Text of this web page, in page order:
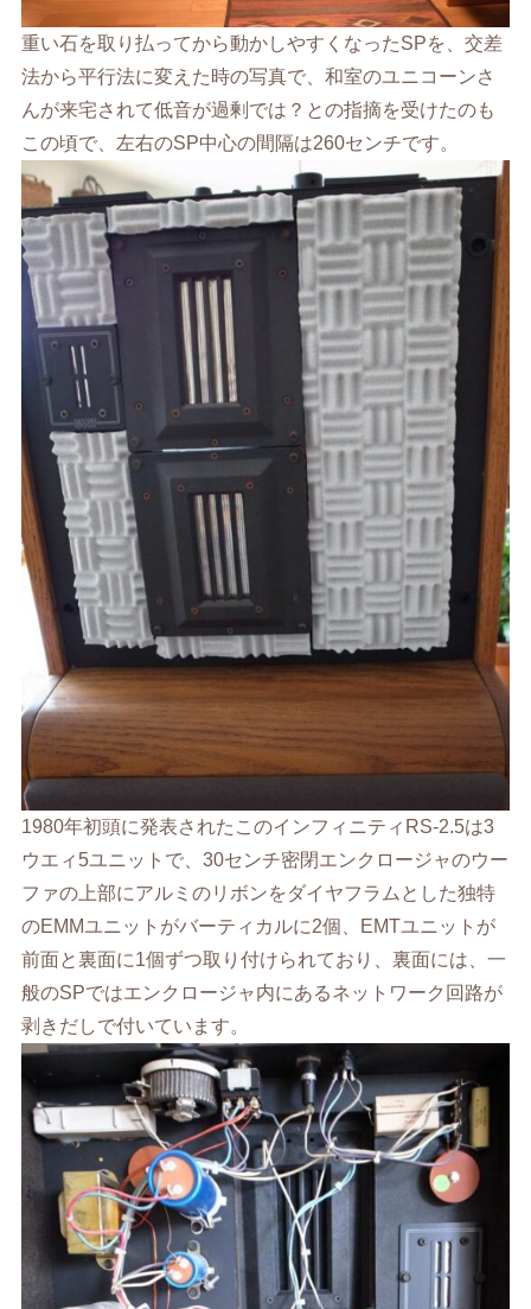
重い石を取り払ってから動かしやすくなったSPを、交差
法から平行法に変えた時の写真で、和室のユニコーンさ
んが来宅されて低音が過剰では？との指摘を受けたのも
この頃で、左右のSP中心の間隔は260センチです。
1980年初頭に発表されたこのインフィニティRS-2.5は3
ウエィ5ユニットで、30センチ密閉エンクロージャのウー
ファの上部にアルミのリボンをダイヤフラムとした独特
のEMMユニットがバーティカルに2個、EMTユニットが
前面と裏面に1個ずつ取り付けられており、裏面には、一
般のSPではエンクロージャ内にあるネットワーク回路が
剥きだしで付いています。